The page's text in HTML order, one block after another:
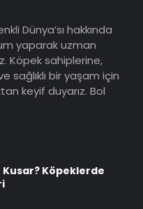
Dünya’sı hakkında
yaparak uzman
Köpek sahiplerine,
sağlıklı bir yaşam için
keyif duyarız. Bol
Köpeklerde